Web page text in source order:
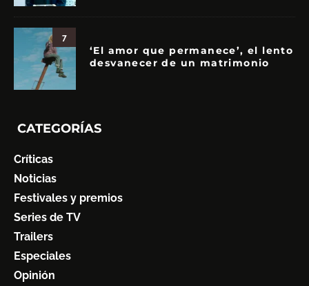
7
‘El amor que permanece’, el lento
desvanecer de un matrimonio
CATEGORÍAS
Críticas
Noticias
Festivales y premios
Series de TV
Trailers
Especiales
Opinión